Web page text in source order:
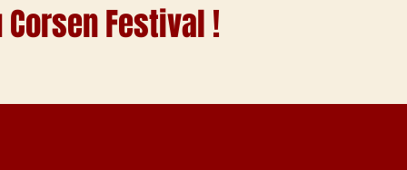
Festival !